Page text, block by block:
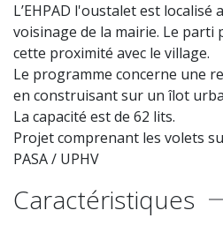
L’EHPAD l'oustalet est localisé
voisinage de la mairie. Le parti
cette proximité avec le village.
Le programme concerne une
en construisant sur un îlot
La capacité est de 62 lits.
Projet comprenant les volets
PASA / UPHV
Caractéristiques